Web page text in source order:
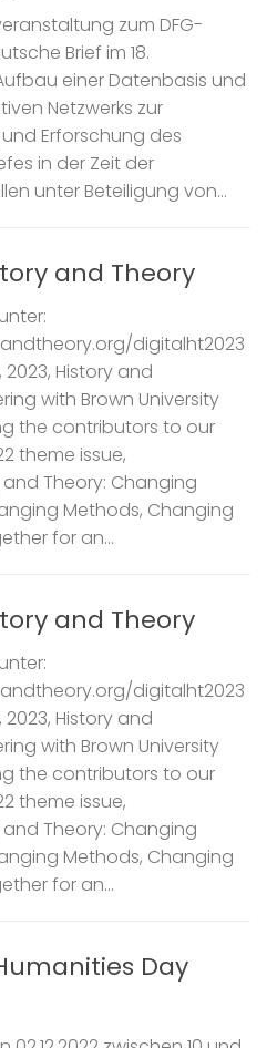
zum DFG-
Brief im 18.
einer Datenbasis und
Netzwerks zur
Erforschung des
in der Zeit der
unter Beteiligung von...
and Theory
digitalht2023
History and
with Brown University
the contributors to our
theme issue,
and Theory: Changing
Methods, Changing
for an...
and Theory
digitalht2023
History and
with Brown University
the contributors to our
theme issue,
and Theory: Changing
Methods, Changing
for an...
Day